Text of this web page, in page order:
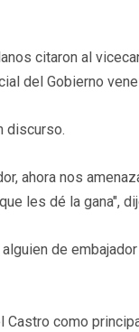
citaron al
del Gobierno
discurso.
ahora nos
les dé la gana",
de
como